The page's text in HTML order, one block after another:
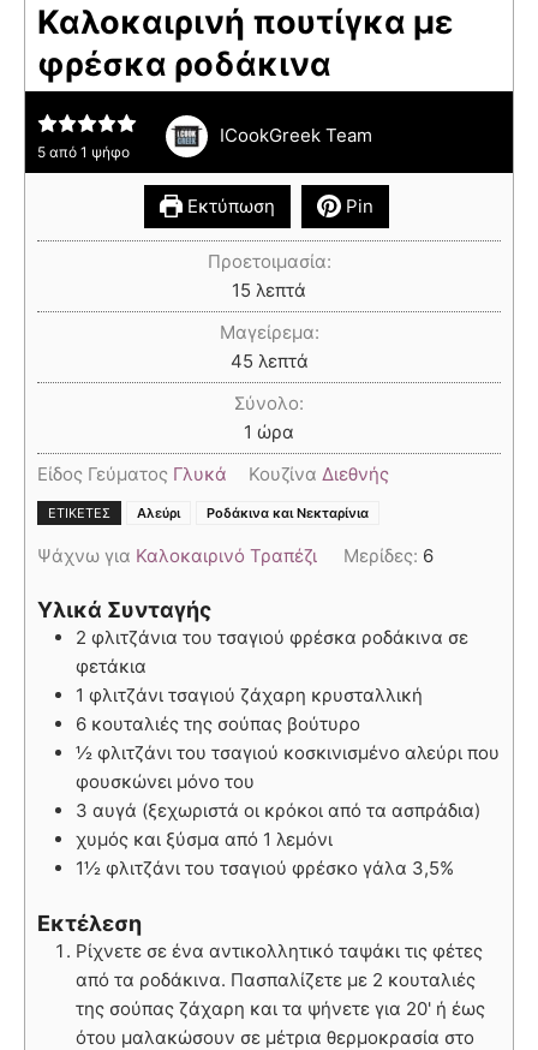
Καλοκαιρινή πουτίγκα με
φρέσκα ροδάκινα
5 από 1 ψήφο
ICookGreek Team
Εκτύπωση Pin
Προετοιμασία:
15 λεπτά
Μαγείρεμα:
45 λεπτά
Σύνολο:
1 ώρα
Είδος Γεύματος Γλυκά Κουζίνα Διεθνής
ΕΤΙΚΈΤΕΣ Αλεύρι Ροδάκινα και Νεκταρίνια
Ψάχνω για Καλοκαιρινό Τραπέζι Μερίδες: 6
Υλικά Συνταγής
2 φλιτζάνια του τσαγιού φρέσκα ροδάκινα σε
φετάκια
1 φλιτζάνι τσαγιού ζάχαρη κρυσταλλική
6 κουταλιές της σούπας βούτυρο
½ φλιτζάνι του τσαγιού κοσκινισμένο αλεύρι που
φουσκώνει μόνο του
3 αυγά (ξεχωριστά οι κρόκοι από τα ασπράδια)
χυμός και ξύσμα από 1 λεμόνι
1½ φλιτζάνι του τσαγιού φρέσκο γάλα 3,5%
Εκτέλεση
Ρίχνετε σε ένα αντικολλητικό ταψάκι τις φέτες
από τα ροδάκινα. Πασπαλίζετε με 2 κουταλιές
της σούπας ζάχαρη και τα ψήνετε για 20' ή έως
ότου μαλακώσουν σε μέτρια θερμοκρασία στο